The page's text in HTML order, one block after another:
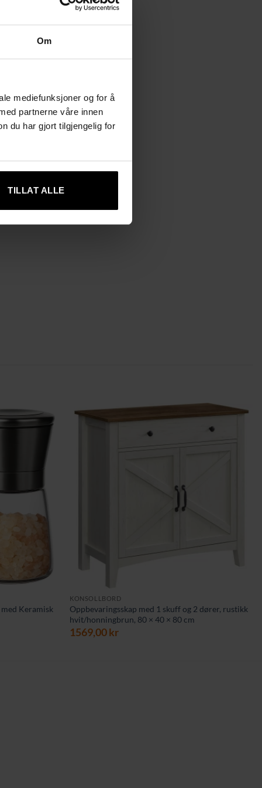
Om
mediefunksjoner og for å
partnerne våre innen
du har gjort tilgjengelig for
TILLAT ALLE
Keramisk
KONSOLLBORD
Oppbevaringsskap med 1 skuff og 2 dører, rustikk
hvit/honningbrun, 80 × 40 × 80 cm
1569,00kr